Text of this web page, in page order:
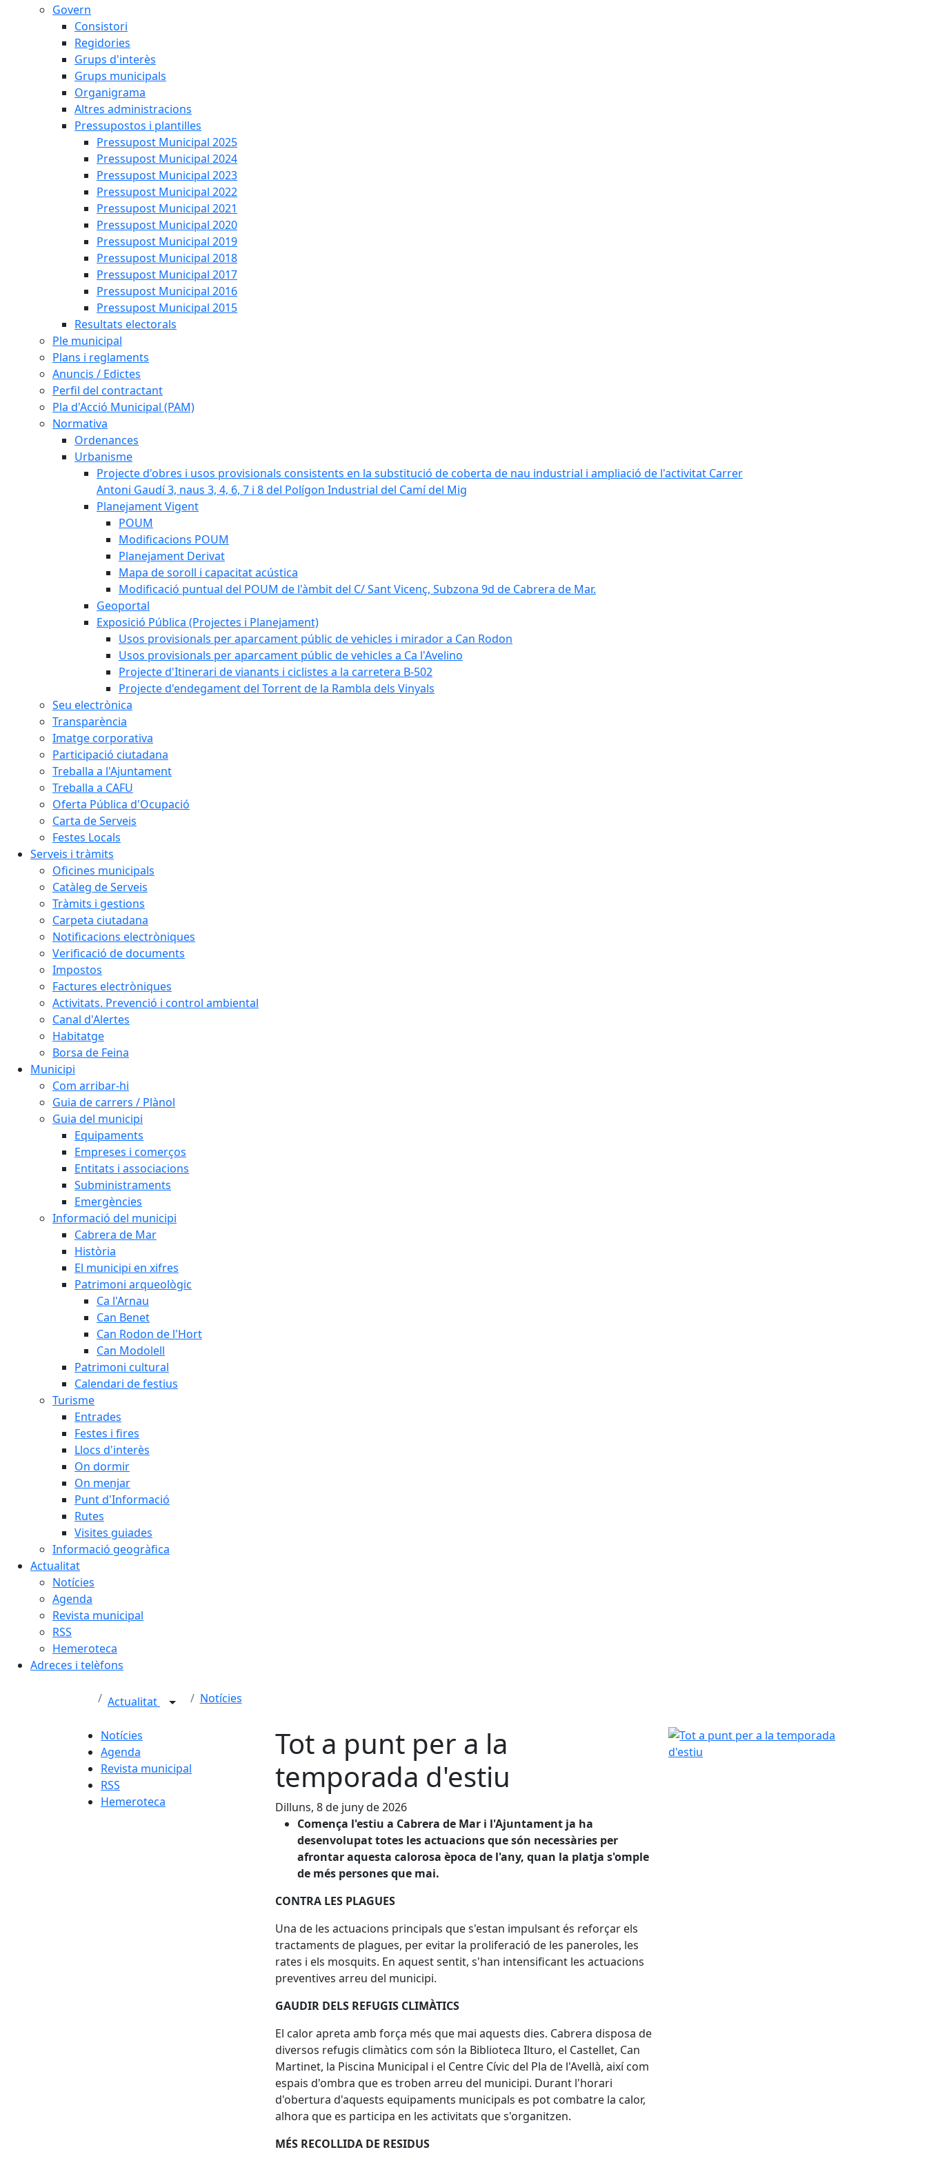
Govern
Consistori
Regidories
Grups d'interès
Grups municipals
Organigrama
Altres administracions
Pressupostos i plantilles
Pressupost Municipal 2025
Pressupost Municipal 2024
Pressupost Municipal 2023
Pressupost Municipal 2022
Pressupost Municipal 2021
Pressupost Municipal 2020
Pressupost Municipal 2019
Pressupost Municipal 2018
Pressupost Municipal 2017
Pressupost Municipal 2016
Pressupost Municipal 2015
Resultats electorals
Ple municipal
Plans i reglaments
Anuncis / Edictes
Perfil del contractant
Pla d'Acció Municipal (PAM)
Normativa
Ordenances
Urbanisme
Projecte d'obres i usos provisionals consistents en la substitució de coberta de nau industrial i ampliació de l'activitat Carrer
Antoni Gaudí 3, naus 3, 4, 6, 7 i 8 del Polígon Industrial del Camí del Mig
Planejament Vigent
POUM
Modificacions POUM
Planejament Derivat
Mapa de soroll i capacitat acústica
Modificació puntual del POUM de l'àmbit del C/ Sant Vicenç, Subzona 9d de Cabrera de Mar.
Geoportal
Exposició Pública (Projectes i Planejament)
Usos provisionals per aparcament públic de vehicles i mirador a Can Rodon
Usos provisionals per aparcament públic de vehicles a Ca l'Avelino
Projecte d'Itinerari de vianants i ciclistes a la carretera B-502
Projecte d'endegament del Torrent de la Rambla dels Vinyals
Seu electrònica
Transparència
Imatge corporativa
Participació ciutadana
Treballa a l'Ajuntament
Treballa a CAFU
Oferta Pública d'Ocupació
Carta de Serveis
Festes Locals
Serveis i tràmits
Oficines municipals
Catàleg de Serveis
Tràmits i gestions
Carpeta ciutadana
Notificacions electròniques
Verificació de documents
Impostos
Factures electròniques
Activitats. Prevenció i control ambiental
Canal d'Alertes
Habitatge
Borsa de Feina
Municipi
Com arribar-hi
Guia de carrers / Plànol
Guia del municipi
Equipaments
Empreses i comerços
Entitats i associacions
Subministraments
Emergències
Informació del municipi
Cabrera de Mar
Història
El municipi en xifres
Patrimoni arqueològic
Ca l'Arnau
Can Benet
Can Rodon de l'Hort
Can Modolell
Patrimoni cultural
Calendari de festius
Turisme
Entrades
Festes i fires
Llocs d'interès
On dormir
On menjar
Punt d'Informació
Rutes
Visites guiades
Informació geogràfica
Actualitat
Notícies
Agenda
Revista municipal
RSS
Hemeroteca
Adreces i telèfons
Actualitat Notícies
Notícies
Agenda
Revista municipal
RSS
Hemeroteca
Tot a punt per a la
temporada d'estiu
Dilluns, 8 de juny de 2026
Comença l'estiu a Cabrera de Mar i l'Ajuntament ja ha
desenvolupat totes les actuacions que són necessàries per
afrontar aquesta calorosa època de l'any, quan la platja s'omple
de més persones que mai.
CONTRA LES PLAGUES
Una de les actuacions principals que s'estan impulsant és reforçar els
tractaments de plagues, per evitar la proliferació de les paneroles, les
rates i els mosquits. En aquest sentit, s'han intensificant les actuacions
preventives arreu del municipi.
GAUDIR DELS REFUGIS CLIMÀTICS
El calor apreta amb força més que mai aquests dies. Cabrera disposa de
diversos refugis climàtics com són la Biblioteca Ilturo, el Castellet, Can
Martinet, la Piscina Municipal i el Centre Cívic del Pla de l'Avellà, així com
espais d'ombra que es troben arreu del municipi. Durant l'horari
d'obertura d'aquests equipaments municipals es pot combatre la calor,
alhora que es participa en les activitats que s'organitzen.
MÉS RECOLLIDA DE RESIDUS
Tot a punt per a la temporada d'estiu